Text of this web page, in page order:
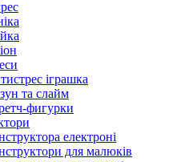
іграшка
та слайм
фигурки
електроні
для малюків